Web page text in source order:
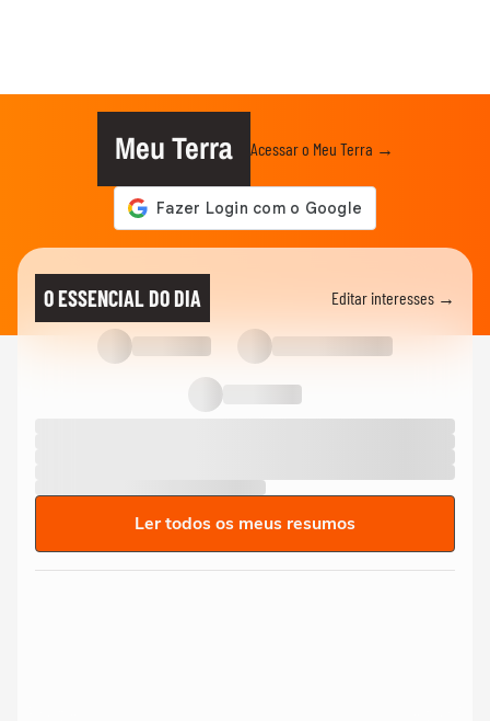
Meu Terra Acessar o Meu Terra →
O ESSENCIAL DO DIA Editar interesses →
Ler todos os meus resumos